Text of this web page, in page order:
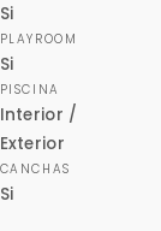
Si
PLAYROOM
Si
PISCINA
Interior /
Exterior
CANCHAS
Si